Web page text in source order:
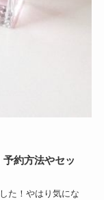
約方法やセッ
た！やはり気にな